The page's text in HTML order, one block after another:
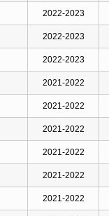
2022-2023
2022-2023
2022-2023
2021-2022
2021-2022
2021-2022
2021-2022
2021-2022
2021-2022